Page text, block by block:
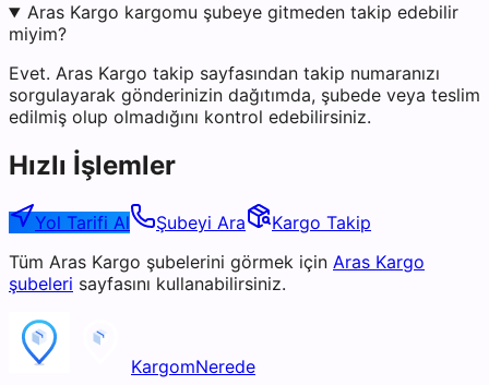
Aras Kargo kargomu şubeye gitmeden takip edebilir
miyim?
Evet. Aras Kargo takip sayfasından takip numaranızı
sorgulayarak gönderinizin dağıtımda, şubede veya teslim
edilmiş olup olmadığını kontrol edebilirsiniz.
Hızlı İşlemler
Yol Tarifi Al Şubeyi Ara
Kargo Takip
Tüm Aras Kargo şubelerini görmek için Aras Kargo
şubeleri sayfasını kullanabilirsiniz.
KargomNerede